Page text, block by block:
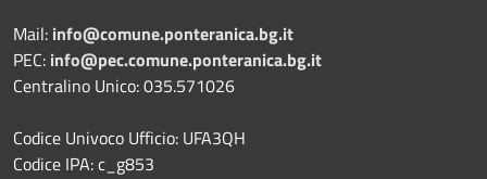
Mail: info@comune.ponteranica.bg.it
PEC: info@pec.comune.ponteranica.bg.it
Centralino Unico: 035.571026
Codice Univoco Ufficio: UFA3QH
Codice IPA: c_g853